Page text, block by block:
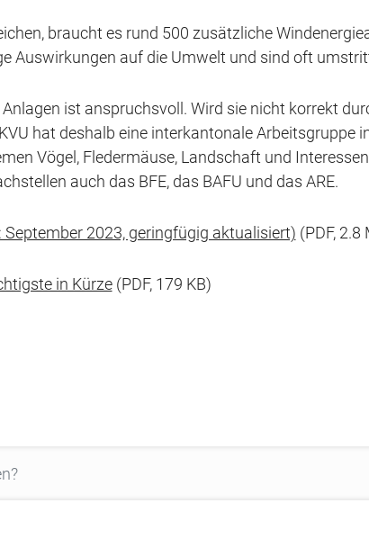
braucht es rund 500 zusätzliche
Auswirkungen auf die Umwelt und sind oft
ist anspruchsvoll. Wird sie nicht korrekt
hat deshalb eine interkantonale Arbeitsgruppe
Vögel, Fledermäuse, Landschaft und
auch das BFE, das BAFU und das ARE.
2023, geringfügig aktualisiert) (PDF, 2.8
in Kürze(PDF, 179 KB)